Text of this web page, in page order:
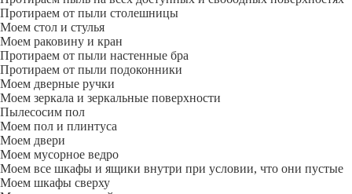
Протираем от пыли столешницы
Моем стол и стулья
Моем раковину и кран
Протираем от пыли настенные бра
Протираем от пыли подоконники
Моем дверные ручки
Моем зеркала и зеркальные поверхности
Пылесосим пол
Моем пол и плинтуса
Моем двери
Моем мусорное ведро
Моем все шкафы и ящики внутри при условии, что они пустые
Моем шкафы сверху